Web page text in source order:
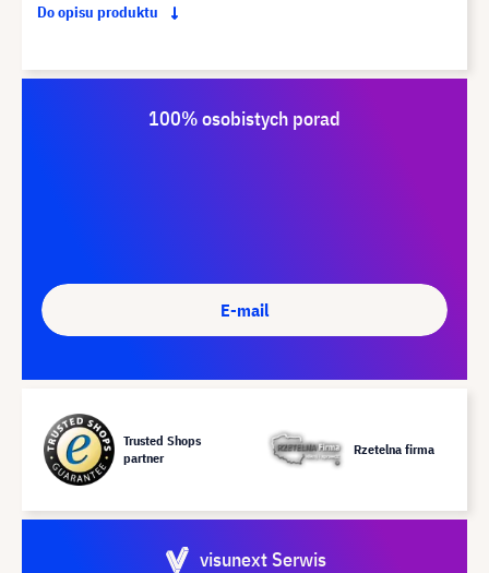
Do opisu produktu
100% osobistych porad
E-mail
Trusted Shops
partner
Rzetelna firma
visunext Serwis